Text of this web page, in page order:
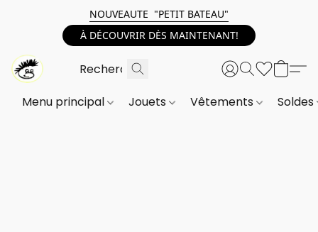
NOUVEAUTE "PETIT BATEAU"
À DÉCOUVRIR DÈS MAINTENANT!
Menu principal Jouets Vêtements Soldes